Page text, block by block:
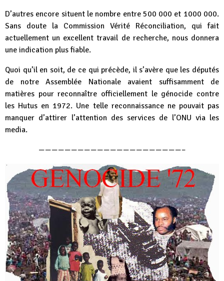
D’autres encore situent le nombre entre 500 000 et 1000 000.
Sans doute la Commission Vérité Réconciliation, qui fait
actuellement un excellent travail de recherche, nous donnera
une indication plus fiable.
Quoi qu’il en soit, de ce qui précède, il s’avère que les députés
de notre Assemblée Nationale avaient suffisamment de
matières pour reconnaître officiellement le génocide contre
les Hutus en 1972. Une telle reconnaissance ne pouvait pas
manquer d’attirer l’attention des services de l’ONU via les
media.
——————————————————————–